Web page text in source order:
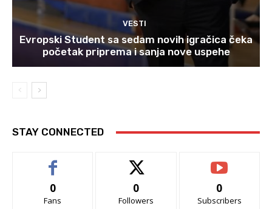
VESTI
Evropski Student sa sedam novih igračica čeka
početak priprema i sanja nove uspehe
STAY CONNECTED
0
Fans
0
Followers
0
Subscribers